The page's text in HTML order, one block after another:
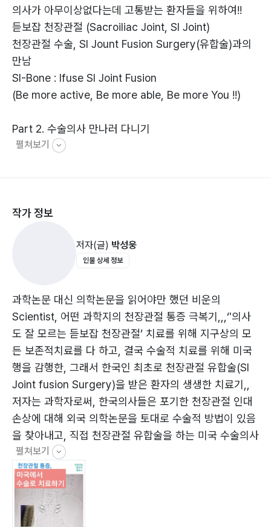
의사가 아무이상없다는데 고통받는 환자들을 위하여!!
듣보잡 천장관절 (Sacroiliac Joint, SI Joint)
천장관절 수술, SI Jount Fusion Surgery(유합술)과의
만남
SI-Bone : Ifuse SI Joint Fusion
(Be more active, Be more able, Be more You !!)
Part 2. 수술의사 만나러 다니기
MD. Neel Anand : SI joint fusion surgeon
Office Visit : 병원진료 (Feat. MD. Neel Anand) II
SI-Bone의 Ifuse
최악의 진료 : Office Visit with MD. Bret
Office Visit : MD. Flemming
Part 3. 잘못된 선택 : 한국으로 귀국
천장관절 수술만은 피하자 했던 결정의 댓가
신바로약침, 비구순파열 수술 그리고 기타등등
Part 4. 천장관절 유합술 수술 준비
미국병원에 컨택하기
미국병원에 수술예약하기
또 한번의 망설임 : 수술날짜 6개월 연기
미국수술 준비하기
천장관절 유합술 1달전 준비사항
펼쳐보기
작가 정보
저자(글) 박성웅
인물 상세 정보
과학논문 대신 의학논문을 읽어야만 했던 비운의
Scientist, 어떤 과학지의 천장관절 통증 극복기,,,‘'의사
도 잘 모르는 듣보잡 천장관절’ 치료를 위해 지구상의 모
든 보존적치료를 다 하고, 결국 수술적 치료를 위해 미국
행을 감행한, 그래서 한국인 최초로 천장관절 유합술(SI
Joint fusion Surgery)을 받은 환자의 생생한 치료기,,
저자는 과학자로써, 한국의사들은 포기한 천장관절 인대
손상에 대해 외국 의학논문을 토대로 수술적 방법이 있음
을 찾아내고, 직접 천장관절 유합술을 하는 미국 수술의사
를 찾아가 진료받고 수술적 치료를 받은 중증천장관절 환
자였습니다. 천장관절인대손상이라는, 한국에서는 인정해
주지 않는 이 질환에 대해, 저자는 4년이라는 시간과 1억
에 가까운 한국에서의 비급여치료 끝에 천장관절 인대손
상은 보전적 치료로 쉽게 나을 수 없음을 깨닫고, 천장관
펼쳐보기